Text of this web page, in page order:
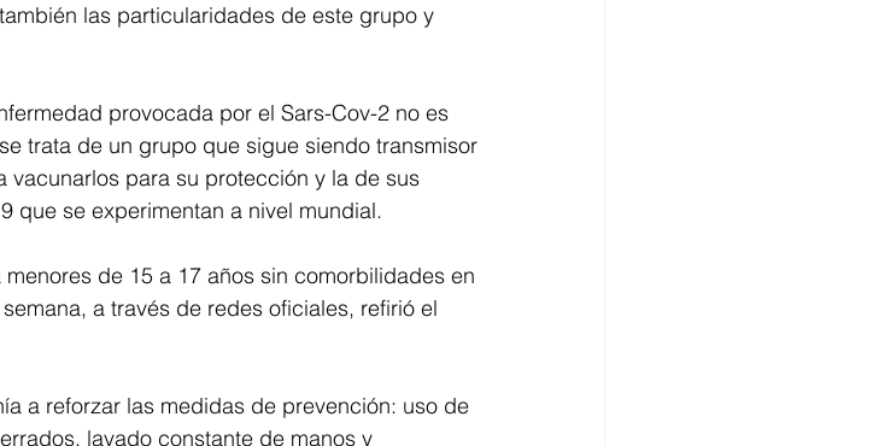
las particularidades de este grupo y
provocada por el Sars-Cov-2 no es
trata de un grupo que sigue siendo transmisor
vacunarlos para su protección y la de sus
que se experimentan a nivel mundial.
de 15 a 17 años sin comorbilidades en
a través de redes oficiales, refirió el
a reforzar las medidas de prevención: uso de
lavado constante de manos y